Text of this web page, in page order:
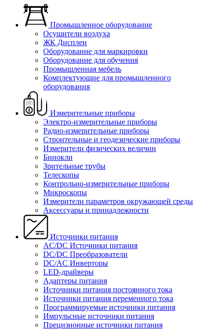
Промышленное оборудование
Осушители воздуха
ЖК Дисплеи
Оборудование для маркировки
Оборудование для обучения
Промышленная мебель
Комплектующие для промышленного
оборудования
Измерительные приборы
Электро-измерительные приборы
Радио-измерительные приборы
Строительные и геодезические приборы
Измерители физических величин
Бинокли
Зрительные трубы
Телескопы
Контрольно-измерительные приборы
Микроскопы
Измерители параметров окружающей среды
Аксессуары и принадлежности
Источники питания
AC/DC Источники питания
DC/DC Преобразователи
DC/AC Инверторы
LED-драйверы
Адаптеры питания
Источники питания постоянного тока
Источники питания переменного тока
Программируемые источники питания
Импульсные источники питания
Прецизионные источники питания